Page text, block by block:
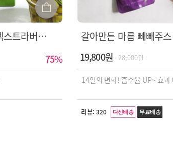
[1+1 특가] 성수동 유기농 엑스트라버진 올리브오일 100%
75%
갈아만든 마름 빼빼주
19,800원 28,000원
14일의 변화! 흡수율 UP~ 효과
리뷰: 320 다신배송 무료배송